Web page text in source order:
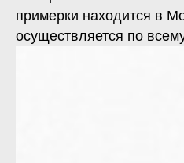
примерки находится в
осуществляется по